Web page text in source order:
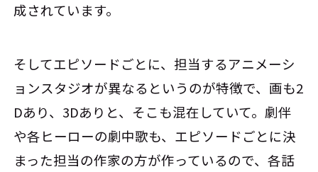
成されています。
そしてエピソードごとに、担当するアニメーシ
ョンスタジオが異なるというのが特徴で、画も2
Dあり、3Dありと、そこも混在していて。劇伴
や各ヒーローの劇中歌も、エピソードごとに決
まった担当の作家の方が作っているので、各話